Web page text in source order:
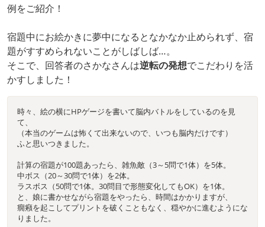
例をご紹介！
宿題中にお絵かきに夢中になるとなかなか止められず、宿
題がすすめられないことがしばしば…。
そこで、回答者のさかなさんは逆転の発想でこだわりを活
かすしました！
時々、絵の横にHPゲージを書いて脳内バトルをしているのを見
て、
（本当のゲームは怖くて出来ないので、いつも脳内だけです）
ふと思いつきました。
計算の宿題が100題あったら、雑魚敵（3～5問で1体）を5体。
中ボス（20～30問で1体）を2体。
ラスボス（50問で1体。30問目で形態変化してもOK）を1体。
と、娘に書かせながら宿題をやったら、時間はかかりますが、
癇癪を起こしてプリントを破くこともなく、穏やかに進むようにな
りました。